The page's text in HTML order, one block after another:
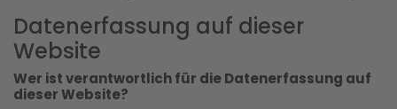
Datenerfassung auf dieser
Website
Wer ist verantwortlich für die Datenerfassung auf
dieser Website?